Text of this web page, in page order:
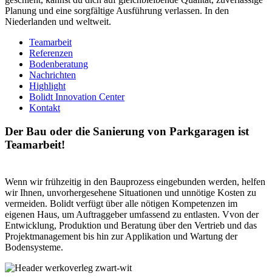
Planung und eine sorgfältige Ausführung verlassen. In den
Niederlanden und weltweit.
Teamarbeit
Referenzen
Bodenberatung
Nachrichten
Highlight
Bolidt Innovation Center
Kontakt
Der Bau oder die Sanierung von Parkgaragen ist
Teamarbeit!
Wenn wir frühzeitig in den Bauprozess eingebunden werden, helfen
wir Ihnen, unvorhergesehene Situationen und unnötige Kosten zu
vermeiden. Bolidt verfügt über alle nötigen Kompetenzen im
eigenen Haus, um Auftraggeber umfassend zu entlasten. Vvon der
Entwicklung, Produktion und Beratung über den Vertrieb und das
Projektmanagement bis hin zur Applikation und Wartung der
Bodensysteme.